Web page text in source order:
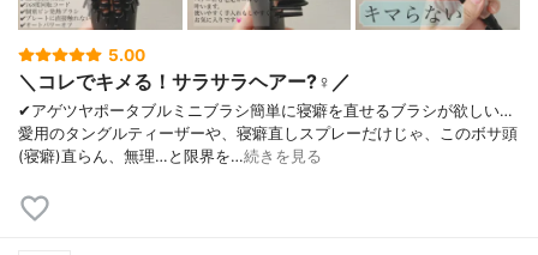
5.00
＼コレでキメる！サラサラヘアー?‍♀️／
✔︎アゲツヤポータブルミニブラシ簡単に寝癖を直せるブラシが欲しい…
愛用のタングルティーザーや、寝癖直しスプレーだけじゃ、このボサ頭
(寝癖)直らん、無理…と限界を…続きを見る